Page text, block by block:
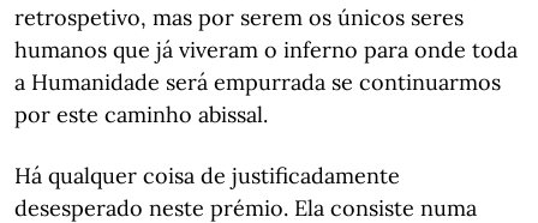
retrospetivo, mas por serem os únicos seres
humanos que já viveram o inferno para onde toda
a Humanidade será empurrada se continuarmos
por este caminho abissal.
Há qualquer coisa de justificadamente
desesperado neste prémio. Ela consiste numa